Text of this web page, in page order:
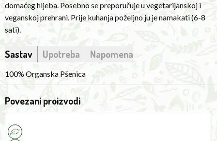
domaćeg hljeba. Posebno se preporučuje u vegetarijanskoj i
veganskoj prehrani. Prije kuhanja poželjno ju je namakati (6-8
sati).
is
preferable
to
(6-
8
Sastav Upotreba Napomena
100% Organska Pšenica
Povezani proizvodi
Rice
Mix
450g